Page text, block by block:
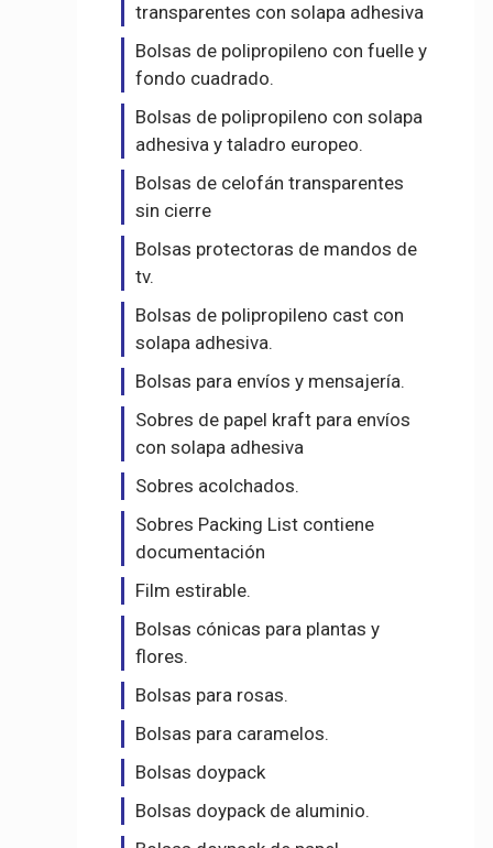
transparentes con solapa adhesiva
Bolsas de polipropileno con fuelle y
fondo cuadrado.
Bolsas de polipropileno con solapa
adhesiva y taladro europeo.
Bolsas de celofán transparentes
sin cierre
Bolsas protectoras de mandos de
tv.
Bolsas de polipropileno cast con
solapa adhesiva.
Bolsas para envíos y mensajería.
Sobres de papel kraft para envíos
con solapa adhesiva
Sobres acolchados.
Sobres Packing List contiene
documentación
Film estirable.
Bolsas cónicas para plantas y
flores.
Bolsas para rosas.
Bolsas para caramelos.
Bolsas doypack
Bolsas doypack de aluminio.